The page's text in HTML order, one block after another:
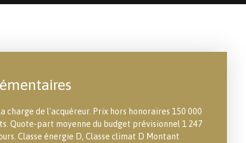
charge de l'acquéreur. Prix hors honoraires 150 000
Quote-part moyenne du budget prévisionnel 1 247
Classe énergie D, Classe climat D Montant